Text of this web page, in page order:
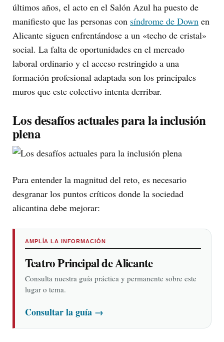
últimos años, el acto en el Salón Azul ha puesto de
manifiesto que las personas con síndrome de Down en
Alicante siguen enfrentándose a un «techo de cristal»
social. La falta de oportunidades en el mercado
laboral ordinario y el acceso restringido a una
formación profesional adaptada son los principales
muros que este colectivo intenta derribar.
Los desafíos actuales para la inclusión
plena
Para entender la magnitud del reto, es necesario
desgranar los puntos críticos donde la sociedad
alicantina debe mejorar:
AMPLÍA LA INFORMACIÓN
Teatro Principal de Alicante
Consulta nuestra guía práctica y permanente sobre este
lugar o tema.
Consultar la guía →